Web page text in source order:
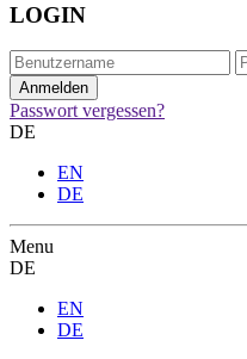
LOGIN
Passwort vergessen?
DE
EN
DE
Menu
DE
EN
DE